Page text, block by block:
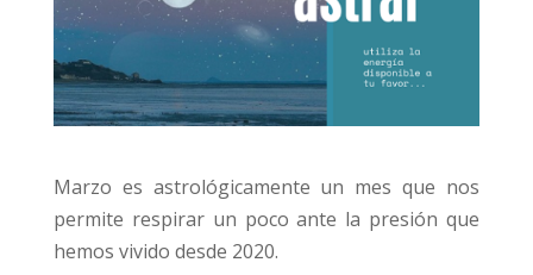
Marzo es astrológicamente un mes que nos
permite respirar un poco ante la presión que
hemos vivido desde 2020.